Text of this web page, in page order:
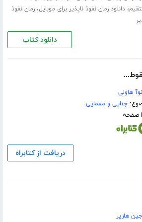
،دانلود رمان نفوذ ناپذیر برای موبایل،رمان نفوذ
دانلود کتاب
نوآ هاولی
جنایی و معمایی
دریافت از کتابراه
جین هارپر